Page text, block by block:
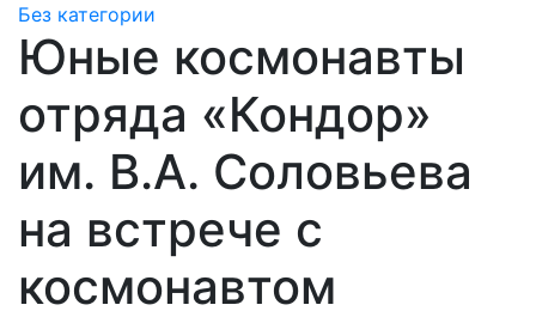
Без категории
Юные космонавты
отряда «Кондор»
им. В.А. Соловьева
на встрече с
космонавтом